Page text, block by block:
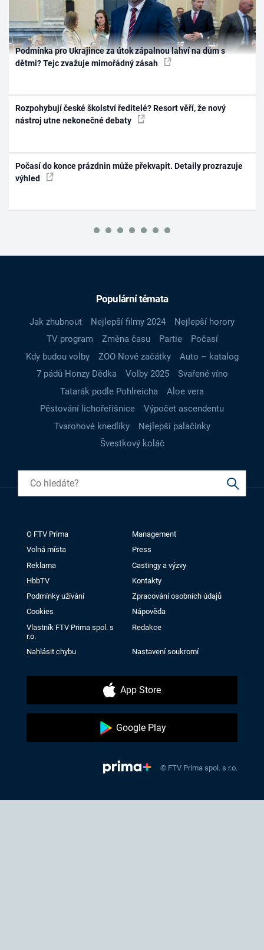
Podmínka pro Ukrajince za útok zápalnou lahví na dům s
dětmi? Tejc zvažuje mimořádný zásah
Rozpohybují české školství ředitelé? Resort věří, že nový
nástroj utne nekonečné debaty
Počasí do konce prázdnin může překvapit. Detaily prozrazuje
výhled
Populární témata
Jak zhubnout Nejlepší filmy 2024
Nejlepší horory
TV program
Změna času Partie
Počasí
Kdy budou volby
ZOO Nové začátky
Auto – katalog
7 pádů Honzy Dědka
Volby 2025
Svařené víno
Tatarák podle Pohlreicha
Aloe vera
Pěstování lichořeřišnice
Výpočet ascendentu
Tvarohové knedlíky
Nejlepší palačinky
Švestkový koláč
O FTV Prima
Management
Volná místa
Press
Reklama
Castingy a výzvy
HbbTV
Kontakty
Podmínky užívání
Zpracování osobních údajů
Cookies
Nápověda
Vlastník FTV Prima spol. s
r.o.
Redakce
Nahlásit chybu Nastavení soukromí
App Store
Google Play
© FTV Prima spol. s r.o.